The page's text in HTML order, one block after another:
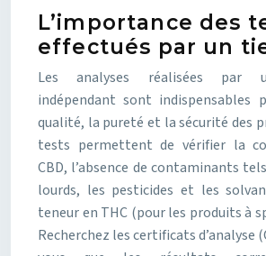
L’importance des
effectués par un
Les analyses réalisées par
indépendant sont indispensables
qualité, la pureté et la sécurité des
tests permettent de vérifier la
CBD, l’absence de contaminants
lourds, les pesticides et les
teneur en THC (pour les produits à
Recherchez les certificats d’analyse